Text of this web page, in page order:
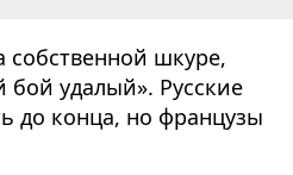
собственной шкуре,
бой удалый». Русские
до конца, но французы